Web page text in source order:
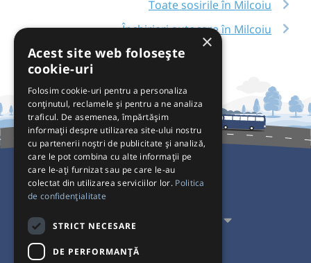
Toate sosirile în Milcoiu
Închirieri autocare în Milcoiu
Pentru Călători
Pentru Transportatori
Interacționăm
×
Acest site web folosește
cookie-uri
Folosim cookie-uri pentru a personaliza
conținutul, reclamele și pentru a ne analiza
traficul. De asemenea, împărtășim
informații despre utilizarea site-ului nostru
cu partenerii noștri de publicitate și analiză,
care le pot combina cu alte informații pe
care le-ați furnizat sau pe care le-au
colectat din utilizarea serviciilor lor. Politica
de confidențialitate
STRICT NECESARE
DE PERFORMANȚĂ